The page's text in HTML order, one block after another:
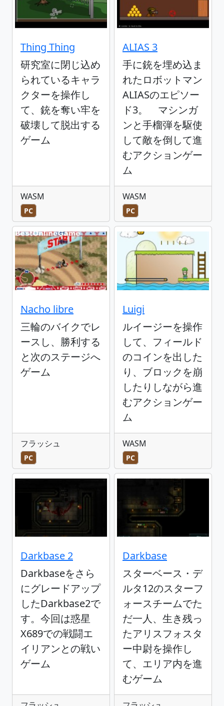
Thing Thing
研究室に閉じ込め
られているキャラ
クターを操作し
て、銃を奪い牢を
破壊して脱出する
ゲーム
WASM
PC
ALIAS 3
手に銃を埋め込ま
れたロボットマン
ALIASのエピソー
ド3。 マシンガ
ンと手榴弾を駆使
して敵を倒して進
むアクションゲー
ム
WASM
PC
Nacho libre
三輪のバイクでレ
ースし、勝利する
と次のステージへ
ゲーム
フラッシュ
PC
Luigi
ルイージーを操作
して、フィールド
のコインを出した
り、ブロックを崩
したりしながら進
むアクションゲー
ム
WASM
PC
Darkbase 2
Darkbaseをさら
にグレードアップ
したDarkbase2で
す。今回は惑星
X689での戦闘エ
イリアンとの戦い
ゲーム
Darkbase
スターベース・デ
ルタ12のスターフ
ォースチームでた
だ一人、生き残っ
たアリスフォスタ
ー中尉を操作し
て、エリア内を進
むゲーム